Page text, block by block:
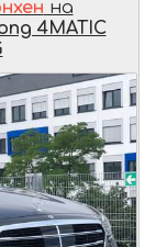
на
4MATIC